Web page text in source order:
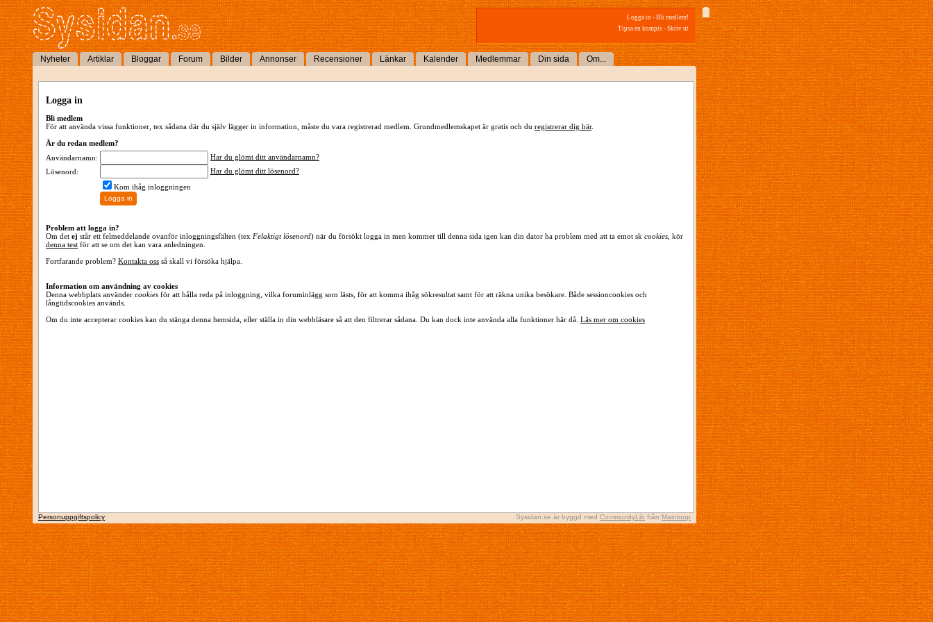
Logga in - Bli medlem!
Tipsa en kompis - Skriv ut
Nyheter Artiklar Bloggar Forum Bilder Annonser Recensioner Länkar Kalender Medlemmar Din sida Om...
Logga in
Bli medlem
För att använda vissa funktioner, tex sådana där du själv lägger in information, måste du vara registrerad medlem. Grundmedlemskapet är gratis och du registrerar dig här.
Är du redan medlem?
Användarnamn:
Har du glömt ditt användarnamn?
Lösenord:
Har du glömt ditt lösenord?
Kom ihåg inloggningen
Problem att logga in?
Om det ej står ett felmeddelande ovanför inloggningsfälten (tex Felaktigt lösenord) när du försökt logga in men kommer till denna sida igen kan din dator ha problem med att ta emot sk cookies , kör
denna test för att se om det kan vara anledningen.
Fortfarande problem? Kontakta oss så skall vi försöka hjälpa.
Information om användning av cookies
Denna webbplats använder cookies för att hålla reda på inloggning, vilka foruminlägg som lästs, för att komma ihåg sökresultat samt för att räkna unika besökare. Både sessioncookies och
långtidscookies används.
Om du inte accepterar cookies kan du stänga denna hemsida, eller ställa in din webbläsare så att den filtrerar sådana. Du kan dock inte använda alla funktioner här då. Läs mer om cookies
Sysidan.se är byggd med CommunityLib från Mainloop
Personuppgiftspolicy